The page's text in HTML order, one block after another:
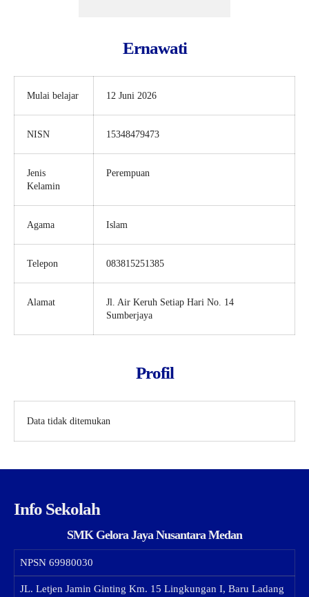
Ernawati
Mulai belajar 12 Juni 2026
NISN 15348479473
Jenis
Kelamin
Perempuan
Agama Islam
Telepon 083815251385
Alamat
Jl. Air Keruh Setiap Hari No. 14
Sumberjaya
Profil
Data tidak ditemukan
Info Sekolah
SMK Gelora Jaya Nusantara Medan
NPSN 69980030
JL. Letjen Jamin Ginting Km. 15 Lingkungan I, Baru Ladang